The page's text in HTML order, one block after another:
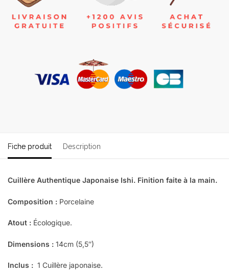
Fiche produit Description
Cuillère Authentique Japonaise Ishi. Finition faite à la main.
Composition : Porcelaine
Atout : Écologique.
Dimensions : 14cm (5,5″)
Inclus : 1 Cuillère japonaise.